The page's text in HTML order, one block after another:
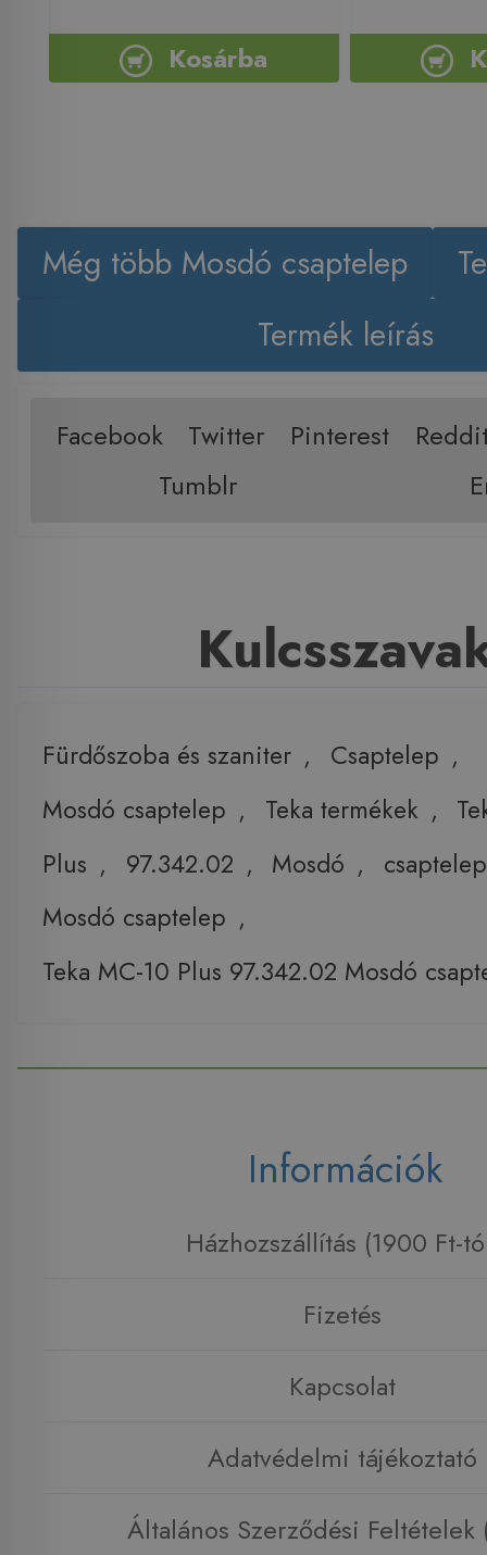
Kosárba
Még több Mosdó csaptelep
Termék leírás
Facebook Twitter Pinterest
Tumblr
Fürdőszoba és szaniter , Csaptelep ,
Mosdó csaptelep , Teka termékek ,
Plus , 97.342.02 , Mosdó ,
csaptelep
Mosdó csaptelep ,
Teka MC-10 Plus 97.342.02 Mosdó
Információk
Házhozszállítás (1900 Ft-
Fizetés
Kapcsolat
Adatvédelmi tájékoztató
Általános Szerződési Feltételek